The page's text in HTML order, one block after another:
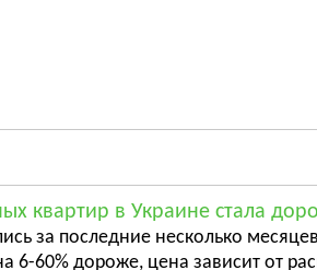
квартир в Украине стала
за последние несколько
6-60% дороже, цена зависит от